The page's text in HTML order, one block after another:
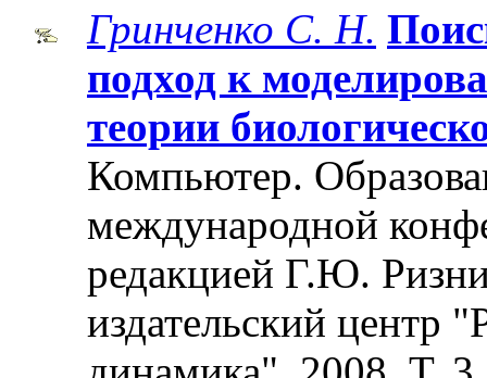
Гринченко С. Н.
подход к
теории
Компьютер.
международной
редакцией Г.Ю.
издательский центр